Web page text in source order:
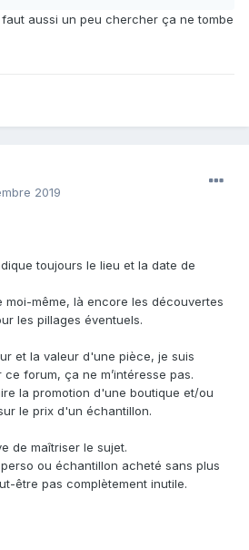
sont beaux et intéressants, ils
qu’ils vaillent 1 ou 1000 €.
que ce qu’elles devraient. Mais
qui apprécient est limité. Ainsi la
! Lis, étudie, intéresse toi et tu
aussi un peu chercher ça ne tombe
2019
toujours le lieu et la date de
moi-même, là encore les découvertes
les pillages éventuels.
et la valeur d'une pièce, je suis
forum, ça ne m’intéresse pas.
la promotion d'une boutique et/ou
le prix d'un échantillon.
de maîtriser le sujet.
ou échantillon acheté sans plus
être pas complètement inutile.